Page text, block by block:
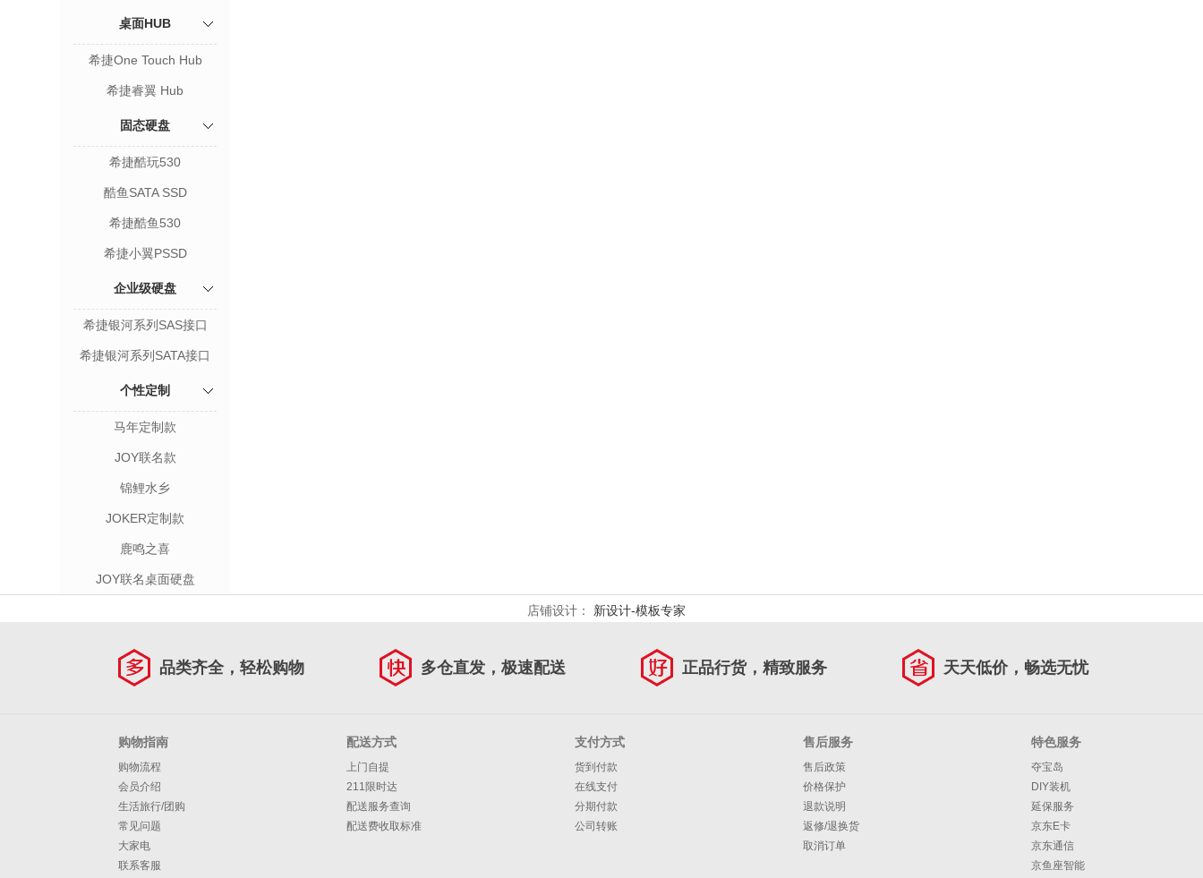
桌面HUB
希捷One Touch Hub
希捷睿翼 Hub
固态硬盘
希捷酷玩530
酷鱼SATA SSD
希捷酷鱼530
希捷小翼PSSD
企业级硬盘
希捷银河系列SAS接口
希捷银河系列SATA接口
个性定制
马年定制款
JOY联名款
锦鲤水乡
JOKER定制款
鹿鸣之喜
JOY联名桌面硬盘
店铺设计： 新设计-模板专家
品类齐全，轻松购物 多仓直发，极速配送 正品行货，精致服务 天天低价，畅选无忧
购物指南
购物流程
会员介绍
生活旅行/团购
常见问题
大家电
联系客服
配送方式
上门自提
211限时达
配送服务查询
配送费收取标准
支付方式
货到付款
在线支付
分期付款
公司转账
售后服务
售后政策
价格保护
退款说明
返修/退换货
取消订单
特色服务
夺宝岛
DIY装机
延保服务
京东E卡
京东通信
京鱼座智能